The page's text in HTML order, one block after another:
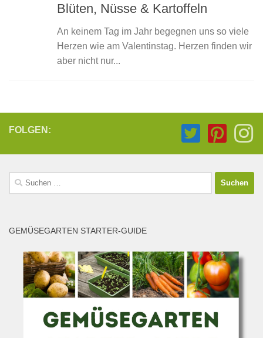
Blüten, Nüsse & Kartoffeln
An keinem Tag im Jahr begegnen uns so viele
Herzen wie am Valentinstag. Herzen finden wir
aber nicht nur...
FOLGEN:
Suchen
nach:
GEMÜSEGARTEN STARTER-GUIDE